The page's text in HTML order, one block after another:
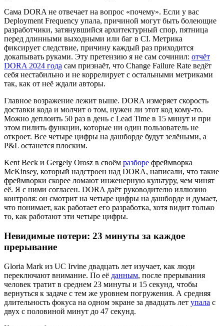
Сама DORA не отвечает на вопрос «почему». Если у вас
Deployment Frequency упала, причиной могут быть болеющие
разработчики, затянувшийся архитектурный спор, пятница
перед длинными выходными или баг в CI. Метрика
фиксирует следствие, причину каждый раз приходится
докапывать руками. Эту претензию я не сам сочинил: отчёт
DORA 2024 года сам признаёт, что Change Failure Rate ведёт
себя нестабильно и не коррелирует с остальными метриками
так, как от неё ждали авторы.
Главное возражение лежит выше. DORA измеряет скорость
доставки кода и молчит о том, нужен ли этот код кому-то.
Можно деплоить 50 раз в день с Lead Time в 15 минут и при
этом пилить функции, которые ни один пользователь не
откроет. Все четыре цифры на дашборде будут зелёными, а
P&L останется плоским.
Kent Beck и Gergely Orosz в своём разборе фреймворка
McKinsey, который надстроен над DORA, написали, что такие
фреймворки скорее ломают инженерную культуру, чем чинят
её. Я с ними согласен. DORA даёт руководителю иллюзию
контроля: он смотрит на четыре цифры на дашборде и думает,
что понимает, как работает его разработка, хотя видит только
то, как работают эти четыре цифры.
Невидимые потери: 23 минуты за каждое
прерывание
Gloria Mark из UC Irvine двадцать лет изучает, как люди
переключают внимание. По её данным, после прерывания
человек тратит в среднем 23 минуты и 15 секунд, чтобы
вернуться к задаче с тем же уровнем погружения. А средняя
длительность фокуса на одном экране за двадцать лет упала с
двух с половиной минут до 47 секунд.